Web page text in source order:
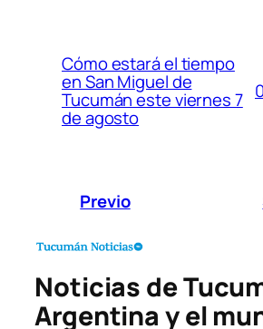
Cómo estará el tiempo
en San Miguel de
Tucumán este viernes 7
de agosto
Previo
Noticias de
Argentina y el